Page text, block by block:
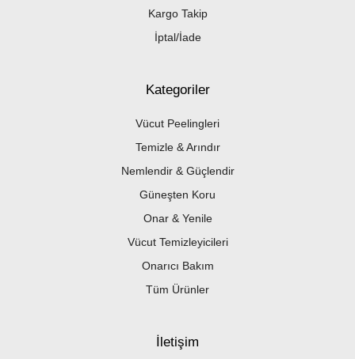
Kargo Takip
İptal/İade
Kategoriler
Vücut Peelingleri
Temizle & Arındır
Nemlendir & Güçlendir
Güneşten Koru
Onar & Yenile
Vücut Temizleyicileri
Onarıcı Bakım
Tüm Ürünler
İletişim